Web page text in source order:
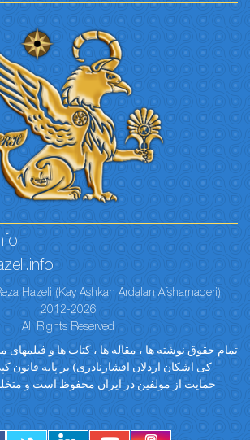
Hazeli (Kay Ashkan Ardalan Afsharnaderi)
2012-2026
All Rights Reserved
تمام حقوق نوشته ها ، مقاله ها ، کتاب ها و فیلمهای
کی اشکان اردلان افشارنادری) بر پایه قانون
حمایت از مولفین در ایران محفوظ است و